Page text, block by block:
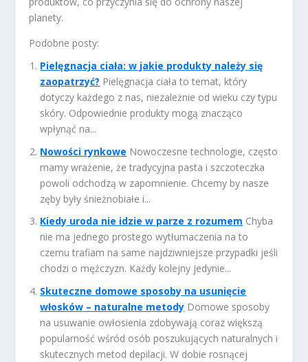
planety.
Podobne posty:
Pielęgnacja ciała: w jakie produkty należy się
zaopatrzyć? Pielęgnacja ciała to temat, który
dotyczy każdego z nas, niezależnie od wieku czy typu
skóry. Odpowiednie produkty mogą znacząco
wpłynąć na...
Nowości rynkowe Nowoczesne technologie, często
mamy wrażenie, że tradycyjna pasta i szczoteczka
powoli odchodzą w zapomnienie. Chcemy by nasze
zęby były śnieżnobiałe i...
Kiedy uroda nie idzie w parze z rozumem Chyba
nie ma jednego prostego wytłumaczenia na to
czemu trafiam na same najdziwniejsze przypadki jeśli
chodzi o mężczyzn. Każdy kolejny jedynie...
Skuteczne domowe sposoby na usunięcie
włosków – naturalne metody Domowe sposoby
na usuwanie owłosienia zdobywają coraz większą
popularność wśród osób poszukujących naturalnych i
skutecznych metod depilacji. W dobie rosnącej